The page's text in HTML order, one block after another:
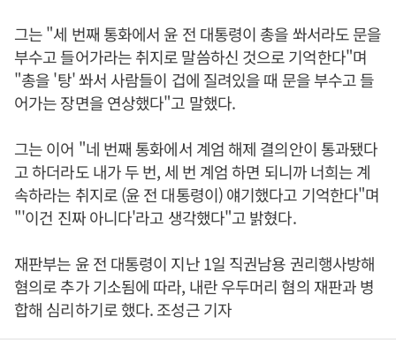
그는 "세 번째 통화에서 윤 전 대통령이 총을 쏴서라도 문을
부수고 들어가라는 취지로 말씀하신 것으로 기억한다"며
"총을 '탕' 쏴서 사람들이 겁에 질려있을 때 문을 부수고 들
어가는 장면을 연상했다"고 말했다.
그는 이어 "네 번째 통화에서 계엄 해제 결의안이 통과됐다
고 하더라도 내가 두 번, 세 번 계엄 하면 되니까 너희는 계
속하라는 취지로 (윤 전 대통령이) 얘기했다고 기억한다"며
"'이건 진짜 아니다'라고 생각했다"고 밝혔다.
재판부는 윤 전 대통령이 지난 1일 직권남용 권리행사방해
혐의로 추가 기소됨에 따라, 내란 우두머리 혐의 재판과 병
합해 심리하기로 했다. 조성근 기자